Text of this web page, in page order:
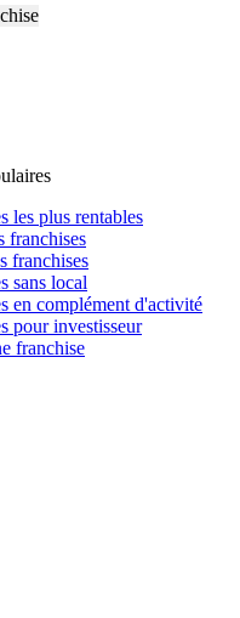
les plus rentables
franchises
franchises
sans local
en complément d'activité
pour investisseur
franchise